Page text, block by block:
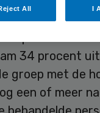
volwassenen
34 procent
groep met de
een of meer
All I